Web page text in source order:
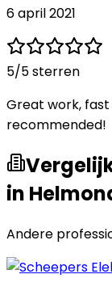
6 april 2021
5/5 sterren
Great work,
recommended!
in
Andere